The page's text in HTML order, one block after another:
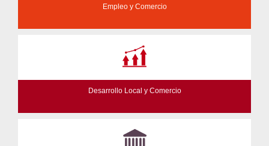
Empleo y Comercio
Desarrollo Local y Comercio